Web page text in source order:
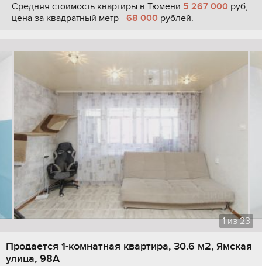
Средняя стоимость квартиры в Тюмени 5 267 000 руб,
цена за квадратный метр - 68 000 рублей.
1из23
Продается 1-комнатная квартира, 30.6 м2, Ямская
улица, 98А